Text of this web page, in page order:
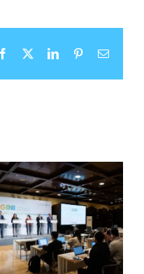
Facebook LinkedInPinterestCorreo